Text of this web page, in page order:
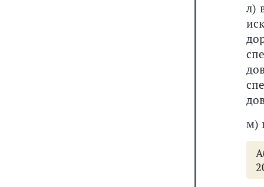
л)
м)